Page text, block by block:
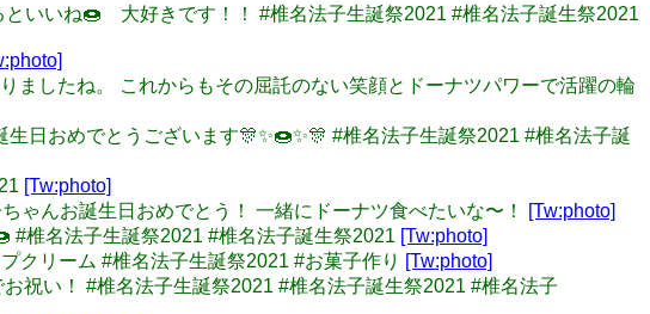
いいね🍩 大好きです！！ #椎名法子生誕祭2021 #椎名法子誕生祭2021
ましたね。 これからもその屈託のない笑顔とドーナツパワーで活躍の輪
日おめでとうございます🎊✨🍩✨🎊 #椎名法子生誕祭2021 #椎名法子誕
[Tw:photo]
ゃんお誕生日おめでとう！ 一緒にドーナツ食べたいな〜！ [Tw:photo]
#椎名法子生誕祭2021 #椎名法子誕生祭2021 [Tw:photo]
クリーム #椎名法子生誕祭2021 #お菓子作り [Tw:photo]
祝い！ #椎名法子生誕祭2021 #椎名法子誕生祭2021 #椎名法子